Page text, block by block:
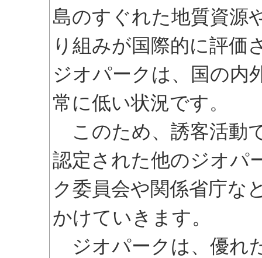
島のすぐれた地質資源
り組みが国際的に評価
ジオパークは、国の内
常に低い状況です。
このため、誘客活動
認定された他のジオパ
ク委員会や関係省庁な
かけていきます。
ジオパークは、優れ